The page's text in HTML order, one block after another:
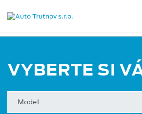
VYBERTE SI
Model